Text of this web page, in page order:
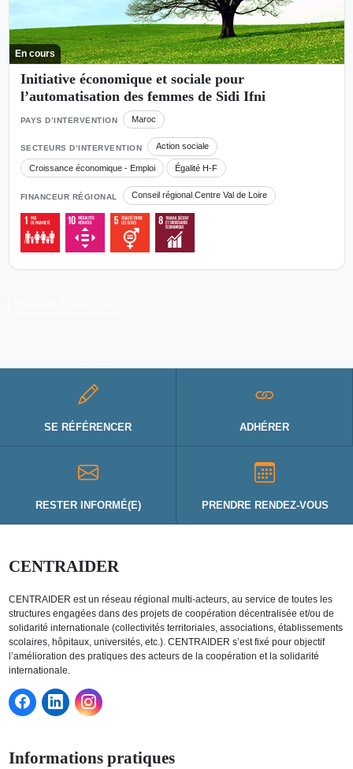
En cours
Initiative économique et sociale pour
l’automatisation des femmes de Sidi Ifni
PAYS D’INTERVENTION Maroc
SECTEURS D’INTERVENTION Action sociale
Croissance économique - Emploi Égalité H-F
FINANCEUR RÉGIONAL Conseil régional Centre Val de Loire
SE RÉFÉRENCER ADHÉRER
RESTER INFORMÉ(E) PRENDRE RENDEZ-VOUS
CENTRAIDER
CENTRAIDER est un réseau régional multi-acteurs, au service de toutes les
structures engagées dans des projets de coopération décentralisée et/ou de
solidarité internationale (collectivités territoriales, associations, établissements
scolaires, hôpitaux, universités, etc.). CENTRAIDER s’est fixé pour objectif
l’amélioration des pratiques des acteurs de la coopération et la solidarité
internationale.
Informations pratiques